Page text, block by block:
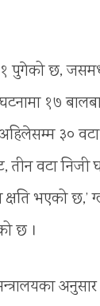
पुगेको छ,
१७
३० वटा
तीन वटा निजी
क्षति भएको छ,’
छ ।
अनुसार